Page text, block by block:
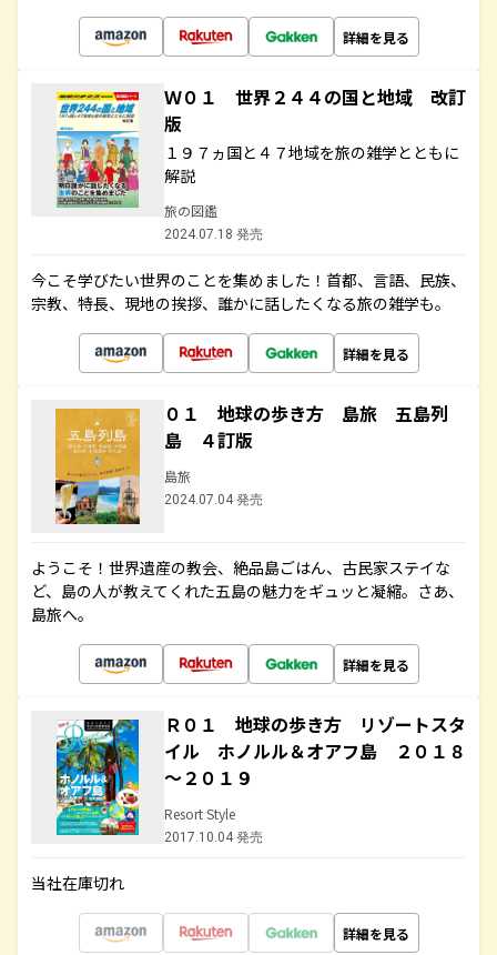
詳細を見る
Ｗ０１ 世界２４４の国と地域 改訂
版
１９７ヵ国と４７地域を旅の雑学とともに
解説
旅の図鑑
2024.07.18 発売
今こそ学びたい世界のことを集めました！首都、言語、民族、
宗教、特長、現地の挨拶、誰かに話したくなる旅の雑学も。
詳細を見る
０１ 地球の歩き方 島旅 五島列
島 ４訂版
島旅
2024.07.04 発売
ようこそ！世界遺産の教会、絶品島ごはん、古民家ステイな
ど、島の人が教えてくれた五島の魅力をギュッと凝縮。さあ、
島旅へ。
詳細を見る
Ｒ０１ 地球の歩き方 リゾートスタ
イル ホノルル＆オアフ島 ２０１８
～２０１９
Resort Style
2017.10.04 発売
当社在庫切れ
詳細を見る